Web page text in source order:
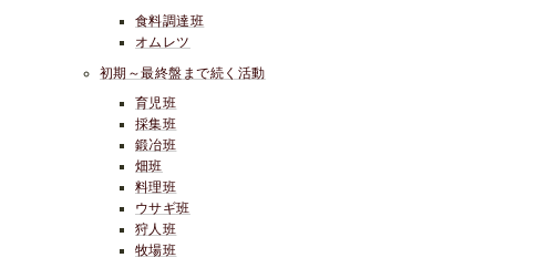
食料調達班
オムレツ
初期～最終盤まで続く活動
育児班
採集班
鍛冶班
畑班
料理班
ウサギ班
狩人班
牧場班